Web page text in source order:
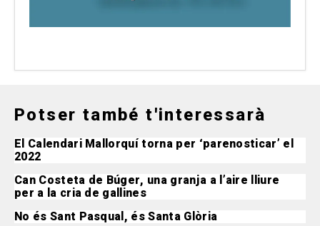
Potser també t'interessarà
El Calendari Mallorquí torna per ‘parenosticar’ el
2022
Can Costeta de Búger, una granja a l’aire lliure
per a la cria de gallines
No és Sant Pasqual, és Santa Glòria